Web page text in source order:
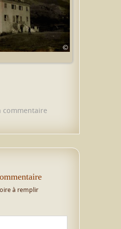
commentaire
à remplir